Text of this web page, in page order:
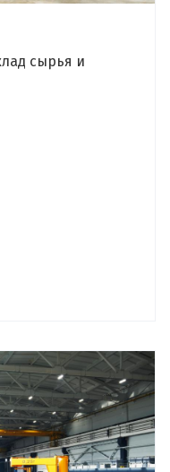
сырья и